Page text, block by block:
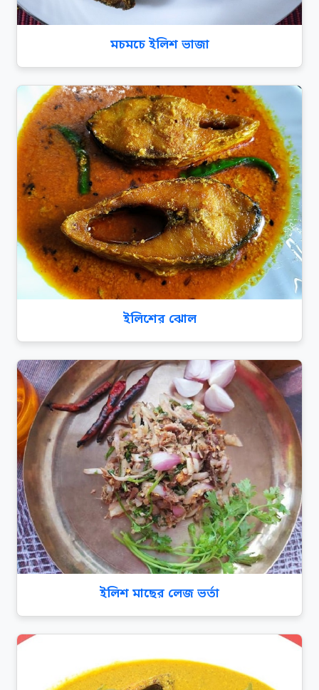
মচমচে ইলিশ ভাজা
ইলিশের ঝোল
ইলিশ মাছের লেজ ভর্তা